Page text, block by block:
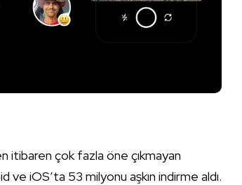
itibaren çok fazla öne çıkmayan
iOS’ta 53 milyonu aşkın indirme aldı.